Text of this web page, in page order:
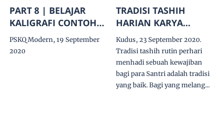
PART 8 | BELAJAR
KALIGRAFI CONTOH
HURUF KAF
SAMBUNG ALIF sd
PSKQ Modern, 19 September
2020
TRADISI TASHIH
HARIAN KARYA
KALIGRAFI DI PSKQ
MODERN
Kudus, 23 September 2020.
Tradisi tashih rutin perhari
menhadi sebuah kewajiban
bagi para Santri adalah tradisi
yang baik. Bagi yang melang...